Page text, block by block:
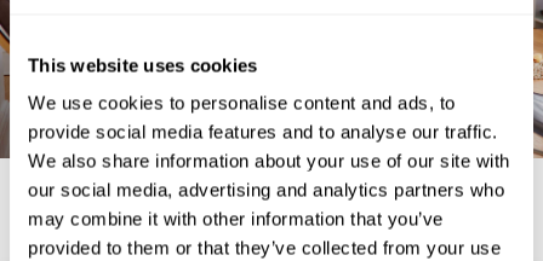
This website uses cookies
We use cookies to personalise content and ads, to
provide social media features and to analyse our traffic.
We also share information about your use of our site with
our social media, advertising and analytics partners who
may combine it with other information that you’ve
provided to them or that they’ve collected from your use